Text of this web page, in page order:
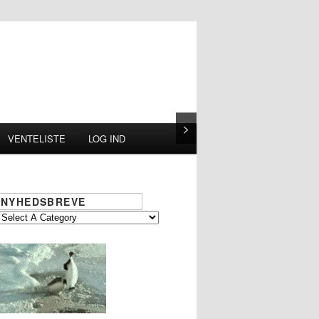
>
VENTELISTE LOG IND
NYHEDSBREVE